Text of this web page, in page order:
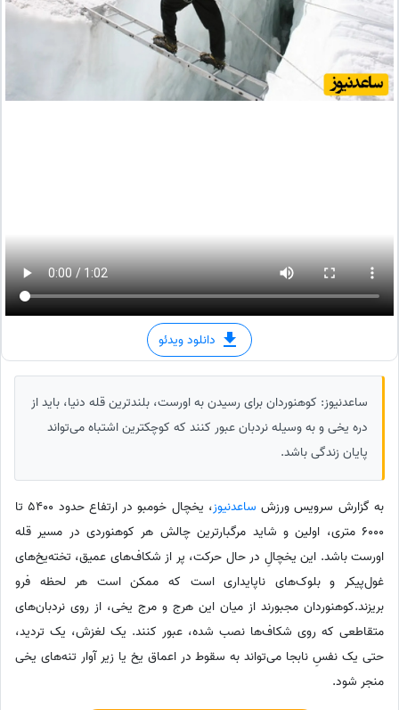
دانلود ویدئو
ساعدنیوز: کوهنوردان برای رسیدن به اورست، بلندترین قله دنیا، باید از
دره یخی و به وسیله نردبان عبور کنند که کوچکترین اشتباه می‌تواند
پایان زندگی باشد.
به گزارش سرویس ورزش ساعدنیوز
، یخچال خومبو در ارتفاع حدود 5400 تا
6000 متری، اولین و شاید مرگبارترین چالش هر کوهنوردی در مسیر قله
اورست باشد. این یخچالِ در حال حرکت، پر از شکاف‌های عمیق، تخته‌یخ‌های
غول‌پیکر و بلوک‌های ناپایداری است که ممکن است هر لحظه فرو
بریزند.کوهنوردان مجبورند از میان این هرج‌ و مرج یخی، از روی نردبان‌های
متقاطعی که روی شکاف‌ها نصب شده، عبور کنند. یک لغزش، یک تردید،
حتی یک نفسِ نابجا می‌تواند به سقوط در اعماق یخ یا زیر آوار تنه‌های یخی
منجر شود.